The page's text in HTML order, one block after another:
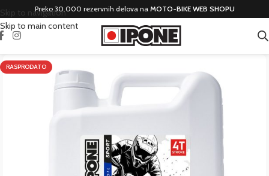
Skip to navigation
Skip to main content
Preko 30.000 rezervnih delova na MOTO-BIKE WEB SHOPU
RASPRODATO